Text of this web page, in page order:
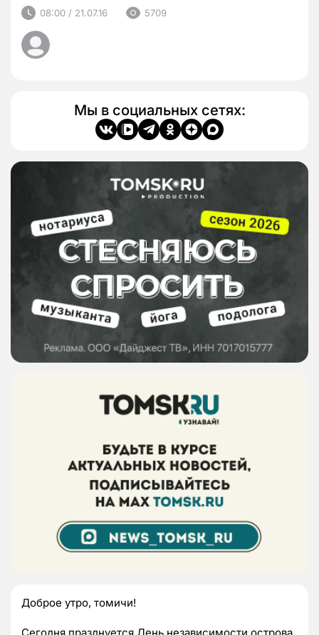
08:00 / 21.07.16 5709
Мы в социальных сетях:
Доброе утро, томичи!